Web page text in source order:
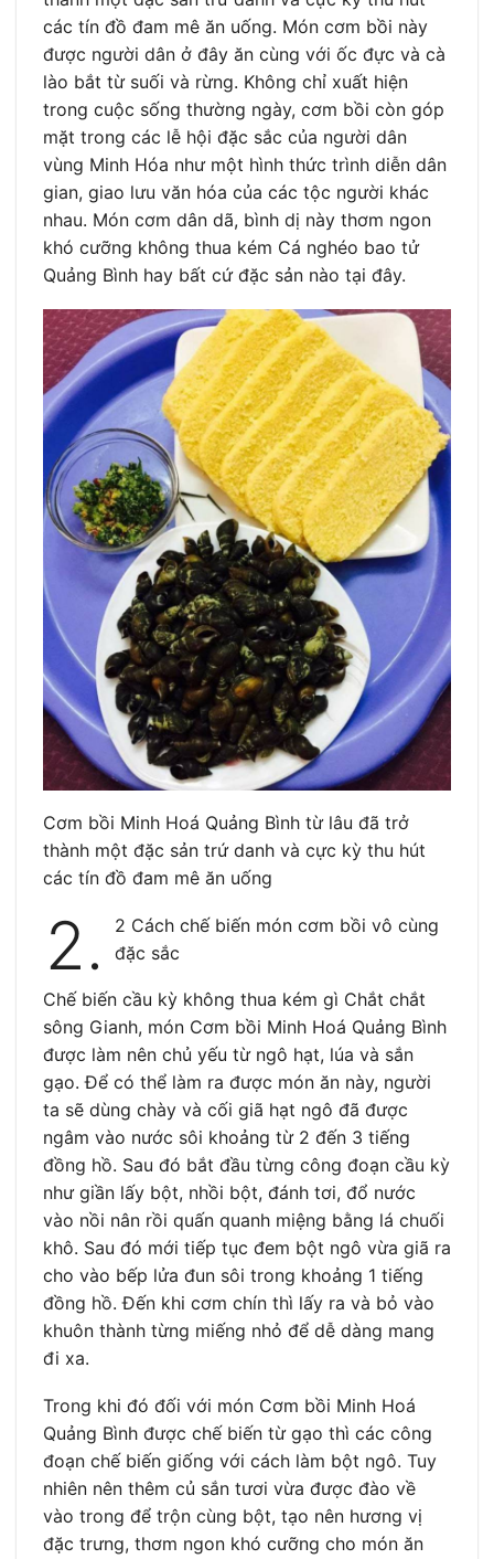
các tín đồ đam mê ăn uống. Món cơm bồi này
được người dân ở đây ăn cùng với ốc đực và cà
lào bắt từ suối và rừng. Không chỉ xuất hiện
trong cuộc sống thường ngày, cơm bồi còn góp
mặt trong các lễ hội đặc sắc của người dân
vùng Minh Hóa như một hình thức trình diễn dân
gian, giao lưu văn hóa của các tộc người khác
nhau. Món cơm dân dã, bình dị này thơm ngon
khó cưỡng không thua kém Cá nghéo bao tử
Quảng Bình hay bất cứ đặc sản nào tại đây.
Cơm bồi Minh Hoá Quảng Bình từ lâu đã trở
thành một đặc sản trứ danh và cực kỳ thu hút
các tín đồ đam mê ăn uống
2.
2 Cách chế biến món cơm bồi vô cùng
đặc sắc
Chế biến cầu kỳ không thua kém gì Chắt chắt
sông Gianh, món Cơm bồi Minh Hoá Quảng Bình
được làm nên chủ yếu từ ngô hạt, lúa và sắn
gạo. Để có thể làm ra được món ăn này, người
ta sẽ dùng chày và cối giã hạt ngô đã được
ngâm vào nước sôi khoảng từ 2 đến 3 tiếng
đồng hồ. Sau đó bắt đầu từng công đoạn cầu kỳ
như giần lấy bột, nhồi bột, đánh tơi, đổ nước
vào nồi nân rồi quấn quanh miệng bằng lá chuối
khô. Sau đó mới tiếp tục đem bột ngô vừa giã ra
cho vào bếp lửa đun sôi trong khoảng 1 tiếng
đồng hồ. Đến khi cơm chín thì lấy ra và bỏ vào
khuôn thành từng miếng nhỏ để dễ dàng mang
đi xa.
Trong khi đó đối với món Cơm bồi Minh Hoá
Quảng Bình được chế biến từ gạo thì các công
đoạn chế biến giống với cách làm bột ngô. Tuy
nhiên nên thêm củ sắn tươi vừa được đào về
vào trong để trộn cùng bột, tạo nên hương vị
đặc trưng, thơm ngon khó cưỡng cho món ăn